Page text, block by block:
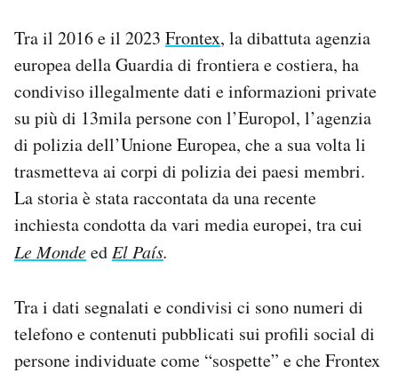
Area Personale
Newsletter
Notifiche mobile
Regala il Post
Esci
Tra il 2016 e il 2023 Frontex, la dibattuta agenzia
europea della Guardia di frontiera e costiera, ha
condiviso illegalmente dati e informazioni private
su più di 13mila persone con l’Europol, l’agenzia
di polizia dell’Unione Europea, che a sua volta li
trasmetteva ai corpi di polizia dei paesi membri.
La storia è stata raccontata da una recente
inchiesta condotta da vari media europei, tra cui
Le Mondeed El País.
Tra i dati segnalati e condivisi ci sono numeri di
telefono e contenuti pubblicati sui profili social di
persone individuate come “sospette” e che Frontex